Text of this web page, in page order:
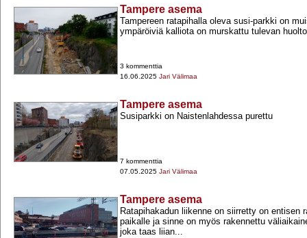
Tampere asema
Tampereen ratapihalla oleva susi-​parkki on
ympäröiviä kalliota on murskattu tulevan
3 kommenttia
16.06.2025 Jari Välimaa
Tampere asema
Susiparkki on Naistenlahdessa purettu
7 kommenttia
07.05.2025 Jari Välimaa
Tampere asema
Ratapihakadun liikenne on siirretty on entisen
paikalle ja sinne on myös rakennettu
joka taas liian...